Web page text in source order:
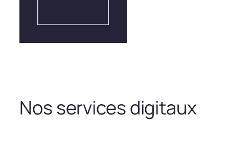
Nos services digitaux